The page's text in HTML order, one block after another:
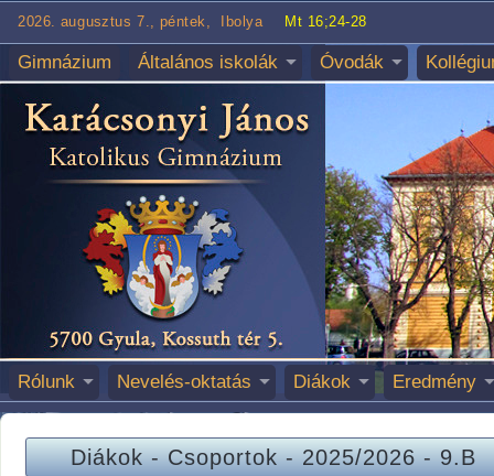
2026. augusztus 7., péntek, Ibolya Mt 16;24-28
Gimnázium Általános iskolák Óvodák
Rólunk Nevelés-oktatás Diákok Eredmény
Diákok-Csoportok-2025/2026-9.B